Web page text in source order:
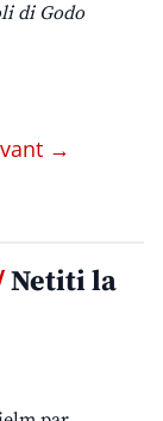
di Godo
→
Netiti la